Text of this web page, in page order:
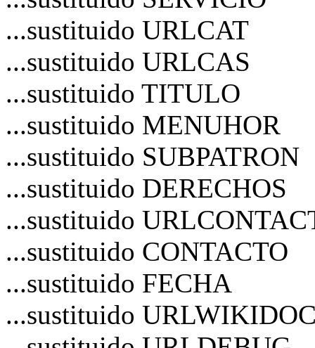
...sustituido URLCAT
...sustituido URLCAS
...sustituido TITULO
...sustituido MENUHOR
...sustituido SUBPATRON
...sustituido DERECHOS
...sustituido
...sustituido CONTACTO
...sustituido FECHA
...sustituido